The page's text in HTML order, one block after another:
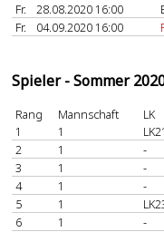
Fr.
28.08.2020 16:00
Fr.
04.09.2020 16:00
Spieler - Sommer
Rang Mannschaft
LK
1
1
2
1
-
3
1
-
4
1
-
5
1
6
1
-